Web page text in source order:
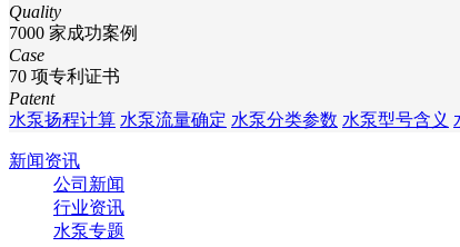
Quality
7000 家成功案例
Case
70 项专利证书
Patent
水泵扬程计算 水泵流量确定 水泵分类参数 水泵型号含义
新闻资讯
公司新闻
行业资讯
水泵专题